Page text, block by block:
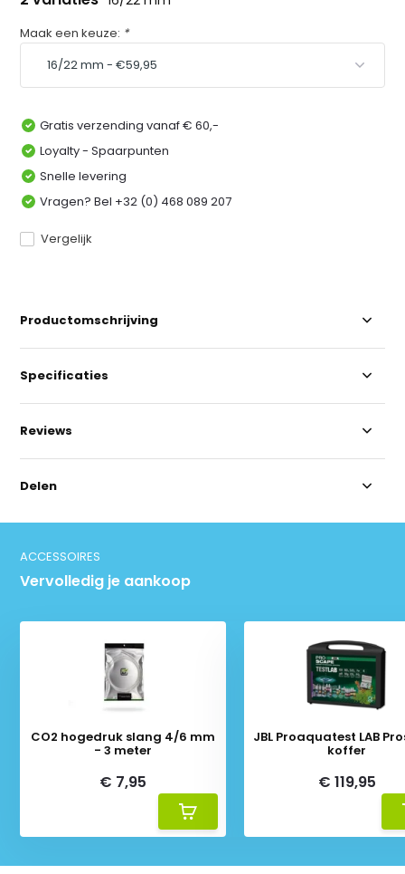
Maak een keuze: *
Gratis verzending vanaf € 60,-
Loyalty - Spaarpunten
Snelle levering
Vragen? Bel +32 (0) 468 089 207
Vergelijk
Productomschrijving
Specificaties
Reviews
Delen
ACCESSOIRES
Vervolledig je aankoop
CO2 hogedruk slang 4/6 mm
- 3 meter
€ 7,95
JBL Proaquatest LAB
koffer
€ 119,95